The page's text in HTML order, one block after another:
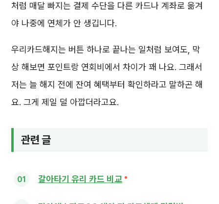
처럼 매달 빠지는 결제 수단을 다른 카드나 계좌로 옮겨
야 나중에 연체가 안 생깁니다.
우리카드해지는 버튼 하나로 끝나는 일처럼 보여도, 막
상 해보면 포인트랑 연회비에서 차이가 꽤 나요. 그래서
저는 늘 해지 전에 잔여 혜택부터 확인하라고 말하곤 해
요. 그게 제일 덜 아깝더라고요.
관련 글
갈아타기 유리 카드 비교